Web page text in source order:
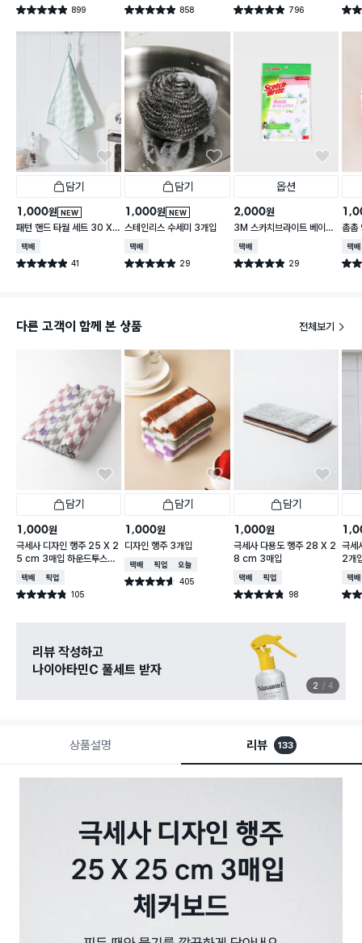
별점 4.9점 899
건 작성 별점 4.9점 858
건 작성 별점 4.9점 796
건 작성 별점
담기
NEW
1,000원
패턴 핸드 타월 세트 30 X
30 cm 3개입
택배배송
별점 4.9점 41
건 작성
담기
NEW
1,000원
스테인리스 수세미 3개입
택배배송
별점 4.9점 29
건 작성
옵션
2,000원
3M 스카치브라이트 베이직
플라워 순면 행주
택배배송
별점 4.9점 29
건 작성
촘촘
5
택배
별점
다른 고객이 함께 본 상품 전체보기
담기
1,000원
극세사 디자인 행주 25 X 2
5 cm 3매입 하운드투스체
크
택배배송매장픽업
별점 4.8점 105
건 작성
담기
1,000원
디자인 행주 3개입
택배배송매장픽업오늘배송
별점 4.6점 405
건 작성
담기
1,000원
극세사 다용도 행주 28 X 2
8 cm 3매입
택배배송매장픽업
별점 4.8점 98
건 작성
극
2개
택배
별점
다이소X카카오페이
8월 결제 혜택 이벤트
3 4
상품설명 리뷰 133